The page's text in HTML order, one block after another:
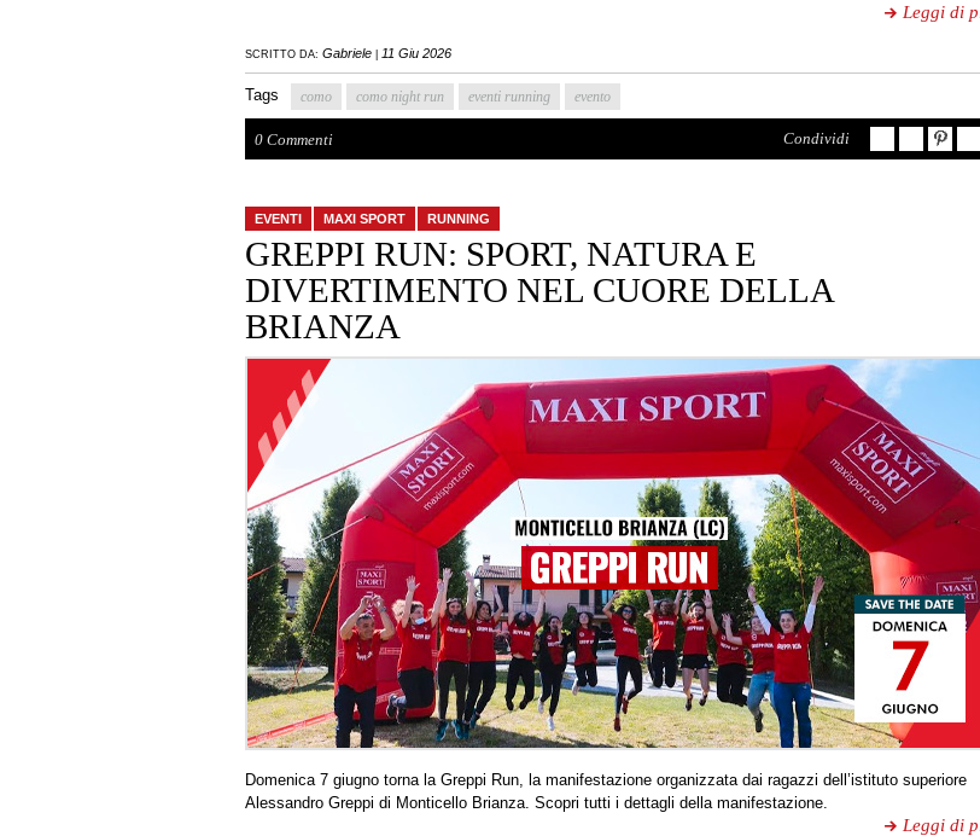
Leggi di
SCRITTO DA: Gabriele 11 Giu 2026
Tags como como night run eventi running evento
0 Commenti Condividi
EVENTI MAXI SPORT RUNNING
GREPPI RUN: SPORT, NATURA E
DIVERTIMENTO NEL CUORE DELLA
BRIANZA
Domenica 7 giugno torna la Greppi Run, la manifestazione organizzata dai ragazzi dell’istituto superiore
Alessandro Greppi di Monticello Brianza. Scopri tutti i dettagli della manifestazione.
Leggi di